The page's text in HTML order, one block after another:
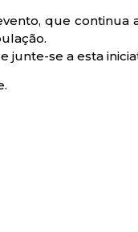
que
se a esta